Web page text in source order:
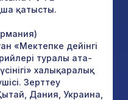
қатысты.
«Мектепке дейінгі
туралы ата-
халықаралық
Зерттеу
Дания, Украина,